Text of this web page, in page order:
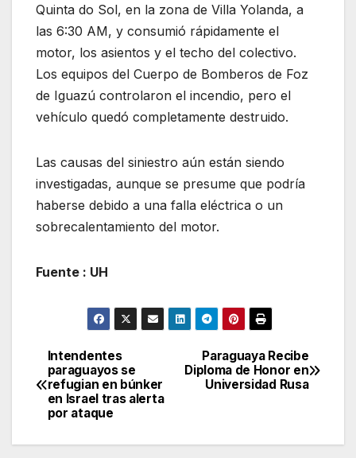
Quinta do Sol, en la zona de Villa Yolanda, a
las 6:30 AM, y consumió rápidamente el
motor, los asientos y el techo del colectivo.
Los equipos del Cuerpo de Bomberos de Foz
de Iguazú controlaron el incendio, pero el
vehículo quedó completamente destruido.
Las causas del siniestro aún están siendo
investigadas, aunque se presume que podría
haberse debido a una falla eléctrica o un
sobrecalentamiento del motor.
Fuente : UH
Navegación
de
entradas
Paraguaya Recibe
Diploma de Honor en
Universidad Rusa
Intendentes
paraguayos se
refugian en búnker
en Israel tras alerta
por ataque